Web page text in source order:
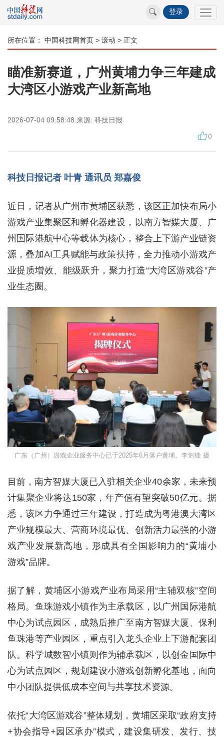
登录
所在位置： 中国科技网首页 > 滚动 > 正文
瞄准新赛道，广州黄埔力争三年建成
大湾区小游戏产业新高地
2026-07-04 09:58:48 来源: 科技日报
0
科技日报记者 叶青 通讯员 郑嘉俊
近日，记者从广州市黄埔区获悉，该区正加快布局小
游戏产业集聚区和孵化器建设，以南方智媒大厦、广
州国际港航中心等载体为核心，整合上下游产业链资
源，叠加AI工具赋能与政策扶持，全力推动小游戏产
业提质增效、能级跃升，聚力打造“大湾区游戏谷”产
业生态圈。
广东（广州）游戏企业服务中心已于2025年6月落户黄埔。李剑锋 摄
目前，南方智媒大厦已入驻相关企业40余家，未来预
计集聚企业将达150家，年产值有望突破50亿元。据
悉，该区力争通过三年建设，打造成为粤港澳大湾区
产业规模最大、营商环境最优、创新活力最强的小游
戏产业发展新高地，形成具有全国影响力的“黄埔小
游戏”品牌。
据了解，黄埔区小游戏产业布局采用“主辅双核”空间
格局。鱼珠游戏小镇作为主承载区，以广州国际港航
中心为试点园区，成熟后推广至南方智媒大厦、保利
鱼珠港等产业园区，重点引入龙头企业上下游配套团
队。科学城数智小镇则作为辅承载区，以创金国际中
心为试点园区，规划建设小游戏创新孵化基地，面向
中小团队提供低成本空间与共享技术资源。
依托“大湾区游戏谷”整体规划，黄埔区采取“政府支持
+协会指导+园区承办”模式，建设集研发、发行、技